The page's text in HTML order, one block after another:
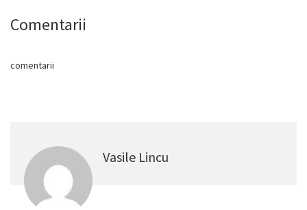
Comentarii
comentarii
Vasile Lincu